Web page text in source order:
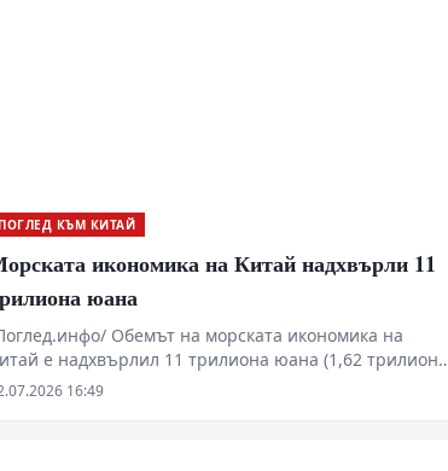
ПОГЛЕД КЪМ КИТАЙ
икономика на Китай надхвърли 11
юана
Обемът на морската икономика на
е надхвърлил 11 трилиона юана (1,62 трилиона
долара), като страната затвърждава
16:49